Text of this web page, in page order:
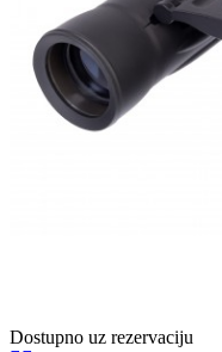
Dostupno uz rezervaciju